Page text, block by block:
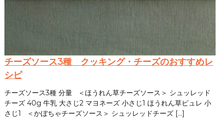
チーズソース3種 クッキング・チーズのおすすめレ
シピ
チーズソース3種 分量 ＜ほうれん草チーズソース＞ シュッレッド
チーズ 40g 牛乳 大さじ2 マヨネーズ 小さじ1 ほうれん草ピュレ 小
さじ1 ＜かぼちゃチーズソース＞ シュッレッドチーズ […]